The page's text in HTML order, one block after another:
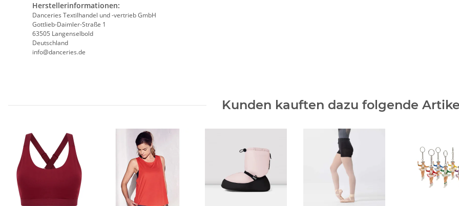
Herstellerinformationen:
Danceries Textilhandel und -vertrieb GmbH
Gottlieb-Daimler-Straße 1
63505 Langenselbold
Deutschland
info@danceries.de
Kunden kauften dazu folgende